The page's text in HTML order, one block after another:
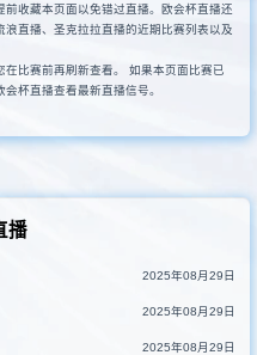
收藏本页面以免错过直播。欧会杯直播还
直播、圣克拉拉直播的近期比赛列表以及
在比赛前再刷新查看。 如果本页面比赛已
杯直播查看最新直播信号。
播
2025年08月29日
2025年08月29日
2025年08月29日